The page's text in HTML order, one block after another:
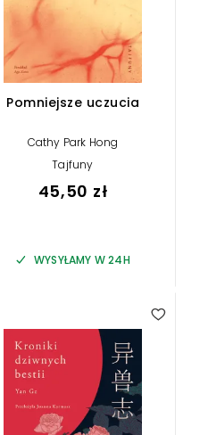
Pomniejsze uczucia
Cathy Park Hong
Tajfuny
45,50 zł
WYSYŁAMY W 24H